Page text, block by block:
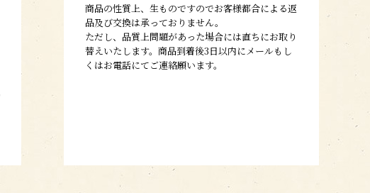
商品の性質上、生ものですのでお客様都合による返
品及び交換は承っておりません。
ただし、品質上問題があった場合には直ちにお取り
替えいたします。商品到着後3日以内にメールもし
くはお電話にてご連絡願います。